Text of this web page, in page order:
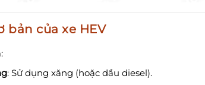
bản của xe HEV
: Sử dụng xăng (hoặc dầu diesel).